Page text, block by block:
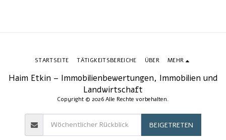
Haim Etkin – Immobilienbewertungen, Immobilien und
Landwirtschaft
Copyright © 2026 Alle Rechte vorbehalten.
STARTSEITE TÄTIGKEITSBEREICHE ÜBER MEHR
BEIGETRETEN